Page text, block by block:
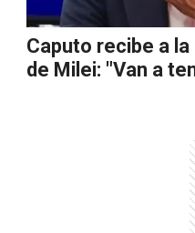
Caputo recibe a
de Milei: "Van a